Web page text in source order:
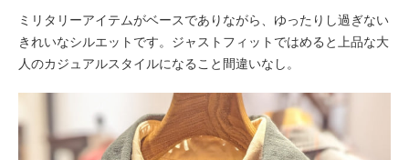
ミリタリーアイテムがベースでありながら、ゆったりし過ぎない
きれいなシルエットです。ジャストフィットではめると上品な大
人のカジュアルスタイルになること間違いなし。